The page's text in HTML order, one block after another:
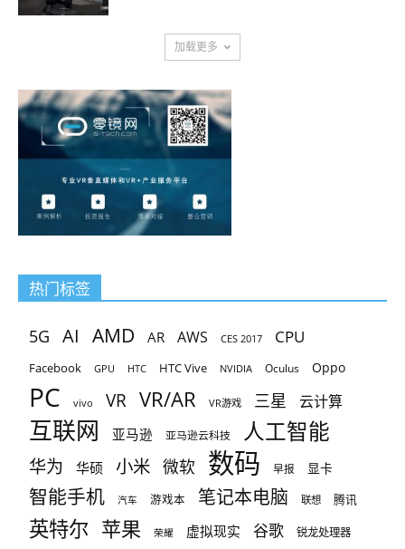
加载更多
热门标签
5G AI AMD AR AWS CES 2017 CPU
Facebook GPU HTC HTC Vive NVIDIA Oculus Oppo
PC vivo VR VR/AR VR游戏 三星 云计算
互联网 亚马逊 亚马逊云科技 人工智能
华为 华硕 小米 微软 数码 早报 显卡
智能手机 汽车 游戏本 笔记本电脑 联想 腾讯
英特尔 苹果 荣耀 虚拟现实 谷歌 锐龙处理器